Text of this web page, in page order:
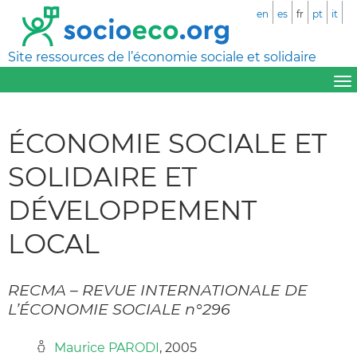
Site ressources de l’économie sociale et solidaire
en es fr pt it
ÉCONOMIE SOCIALE ET
SOLIDAIRE ET
DÉVELOPPEMENT
LOCAL
RECMA – REVUE INTERNATIONALE DE
L’ÉCONOMIE SOCIALE n°296
Maurice PARODI, 2005